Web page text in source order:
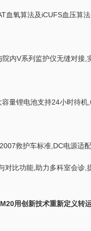
血氧算法及iCUFS血压算
内V系列监护仪无缝对接,
量锂电池支持24小时待机
救护车标准,DC电源适
对比功能,助力多科室会诊,
用创新技术重新定义